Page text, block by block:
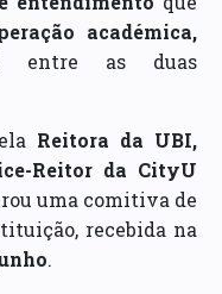
académica,
entre as duas
Reitora da UBI,
Reitor da CityU
uma comitiva de
recebida na
.